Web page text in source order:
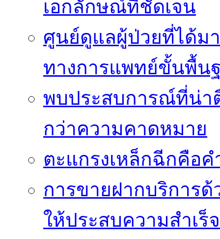
เอกลักษณ์ที่ชัดเจน
ศูนย์ดูแลผู้ป่วยที่ได้ม
ทางการแพทย์ขั้นพื้น
พบประสบการณ์ที่น่าตื่
กว่าความคาดหมาย
ตะแกรงเหล็กฉีกคือ
การขายฝากบริการ
ให้ประสบความสำเร็จ